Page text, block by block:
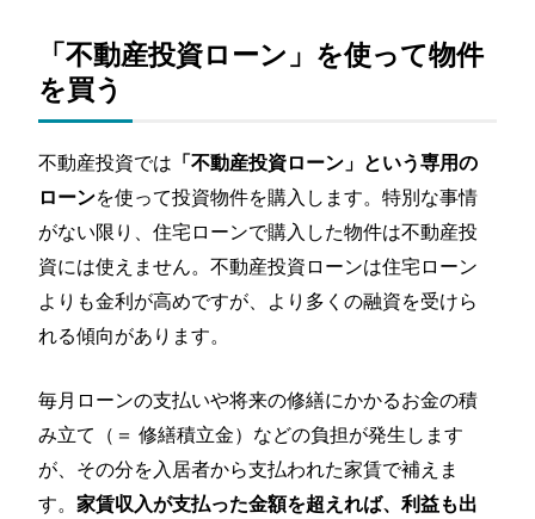
30代で不動産投資に向いていない人の3つの
特徴
向いていない人の特徴①：転職を繰り返している人
ほど忙しい人
向いていない人の特徴③：クレカなどの滞納がある
人
30代の不動産投資で選ぶべき物件のポイント
3選
ポイント①：最初は「中古のワンルームマンショ
ポイント②：駅や商業施設からの距離が近い
ポイント③：東京・大阪のような成長が見込める地
域にある
30代の会社員は本当に儲かるの？データでみ
る不動産投資
「不動産投資ローン」を使って物件
を買う
不動産投資では 「不動産投資ローン」という専用の
ローンを使って投資物件を購入します。特別な事情
がない限り、住宅ローンで購入した物件は不動産投
資には使えません。不動産投資ローンは住宅ローン
よりも金利が高めですが、より多くの融資を受けら
れる傾向があります。
毎月ローンの支払いや将来の修繕にかかるお金の積
み立て（＝ 修繕積立金）などの負担が発生します
が、その分を入居者から支払われた家賃で補えま
す。家賃収入が支払った金額を超えれば、利益も出